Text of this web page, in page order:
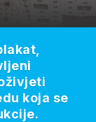
koja se